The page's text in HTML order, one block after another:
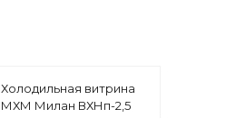
Холодильная витрина
МХМ Милан ВХНп-2,5